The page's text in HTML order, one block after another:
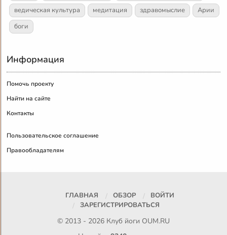
ведическая культура
медитация здравомыслие
Арии
боги
Информация
Помочь проекту
Найти на сайте
Контакты
Пользовательское соглашение
Правообладателям
ГЛАВНАЯ ОБЗОР
ВОЙТИ
ЗАРЕГИСТРИРОВАТЬСЯ
© 2013 - 2026 Клуб йоги OUM.RU